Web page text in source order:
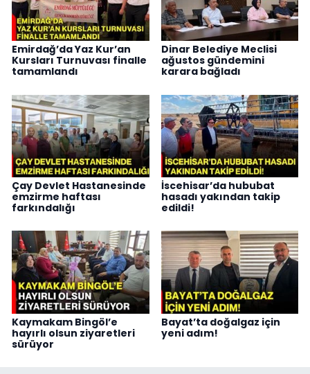
Emirdağ’da Yaz Kur’an
Kursları Turnuvası finalle
tamamlandı
Dinar Belediye Meclisi
ağustos gündemini
karara bağladı
Çay Devlet Hastanesinde
emzirme haftası
farkındalığı
İscehisar’da hububat
hasadı yakından takip
edildi!
Kaymakam Bingöl’e
hayırlı olsun ziyaretleri
sürüyor
Bayat’ta doğalgaz için
yeni adım!